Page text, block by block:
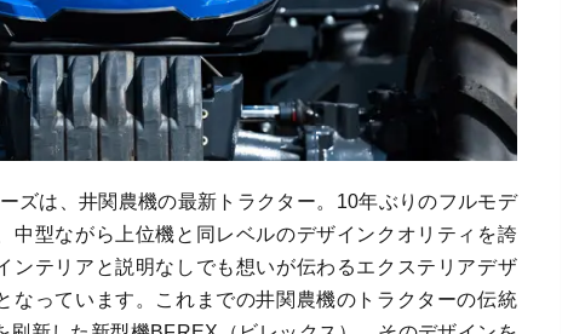
ズは、井関農機の最新トラクター。10年ぶりのフルモデ
中型ながら上位機と同レベルのデザインクオリティを誇
ンテリアと説明なしでも想いが伝わるエクステリアデザ
なっています。これまでの井関農機のトラクターの伝統